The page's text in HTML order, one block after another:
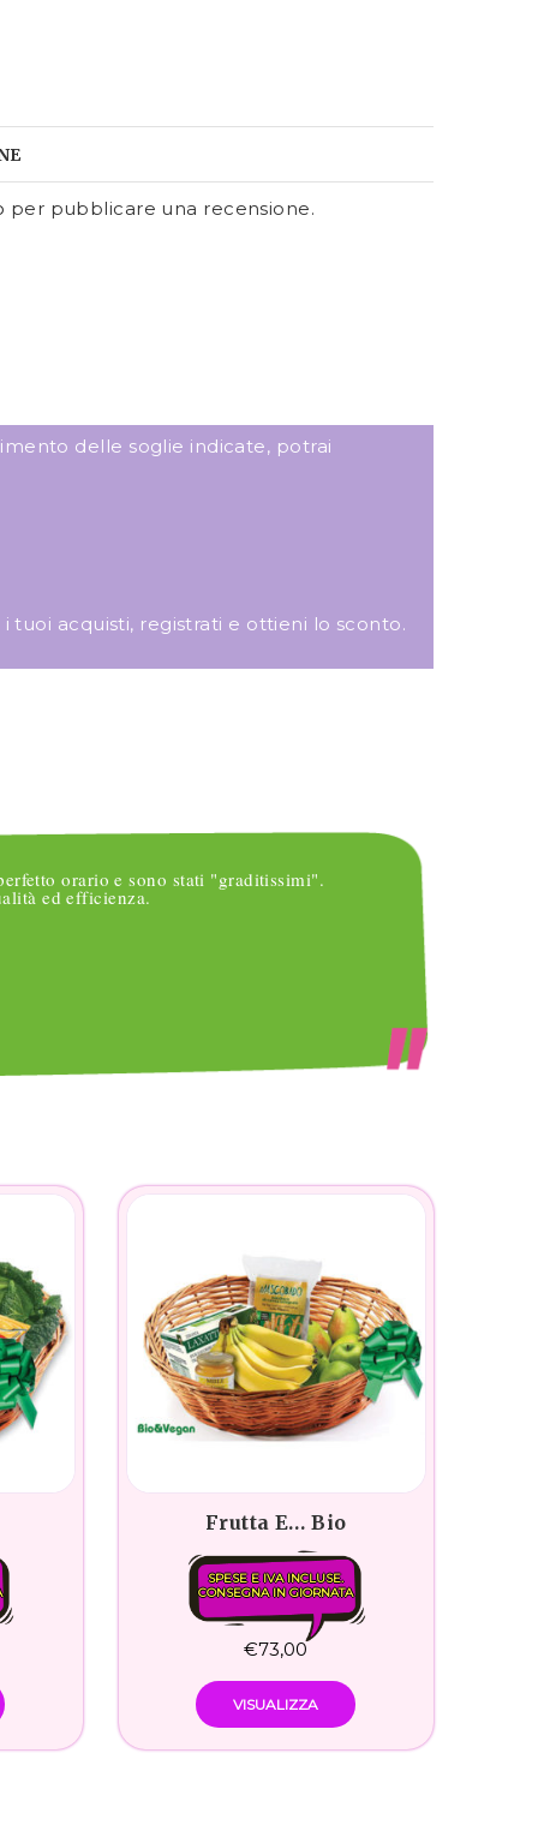
per pubblicare una recensione.
delle soglie indicate, potrai
acquisti, registrati e ottieni lo sconto.
orario e sono stati "graditissimi".
ed efficienza.
Frutta E… Bio
SPESE E IVA INCLUSE.
CONSEGNA IN GIORNATA
€73,00
VISUALIZZA